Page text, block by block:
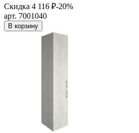
Скидка 4 116 ₽-20%
арт. 7001040
В корзину